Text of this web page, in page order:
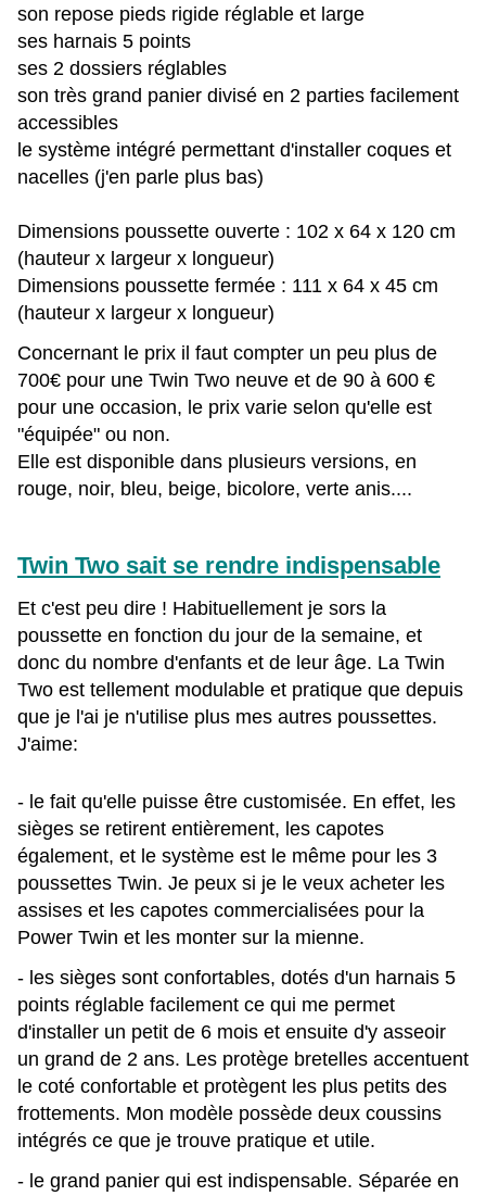
son repose pieds rigide réglable et large
ses harnais 5 points
ses 2 dossiers réglables
son très grand panier divisé en 2 parties facilement
accessibles
le système intégré permettant d'installer coques et
nacelles (j'en parle plus bas)
Dimensions poussette ouverte : 102 x 64 x 120 cm
(hauteur x largeur x longueur)
Dimensions poussette fermée : 111 x 64 x 45 cm
(hauteur x largeur x longueur)
Concernant le prix il faut compter un peu plus de
700€ pour une Twin Two neuve et de 90 à 600 €
pour une occasion, le prix varie selon qu'elle est
"équipée" ou non.
Elle est disponible dans plusieurs versions, en
rouge, noir, bleu, beige, bicolore, verte anis....
Twin Two sait se rendre indispensable
Et c'est peu dire ! Habituellement je sors la
poussette en fonction du jour de la semaine, et
donc du nombre d'enfants et de leur âge. La Twin
Two est tellement modulable et pratique que depuis
que je l'ai je n'utilise plus mes autres poussettes.
J'aime:
- le fait qu'elle puisse être customisée. En effet, les
sièges se retirent entièrement, les capotes
également, et le système est le même pour les 3
poussettes Twin. Je peux si je le veux acheter les
assises et les capotes commercialisées pour la
Power Twin et les monter sur la mienne.
- les sièges sont confortables, dotés d'un harnais 5
points réglable facilement ce qui me permet
d'installer un petit de 6 mois et ensuite d'y asseoir
un grand de 2 ans. Les protège bretelles accentuent
le coté confortable et protègent les plus petits des
frottements. Mon modèle possède deux coussins
intégrés ce que je trouve pratique et utile.
- le grand panier qui est indispensable. Séparée en